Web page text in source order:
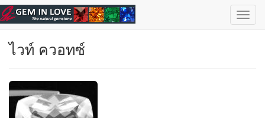
ข้ามไปยังเนื้อหาหลัก
เลือกอัญมณี English
ไวท์ ควอทซ์